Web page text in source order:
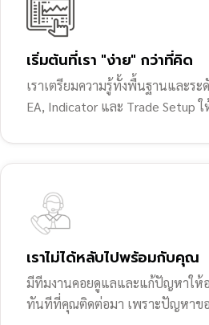
เริ่มต้นที่เรา "ง่าย" กว่าที่คิด
เราเตรียมความรู้ทั้งพื้นฐานและร
EA, Indicator และ Trade Setup
เราไม่ได้หลับไปพร้อมกับคุณ
มีทีมงานคอยดูแลและแก้ปัญหาให้
ทันทีที่คุณติดต่อมา เพราะปัญหาข